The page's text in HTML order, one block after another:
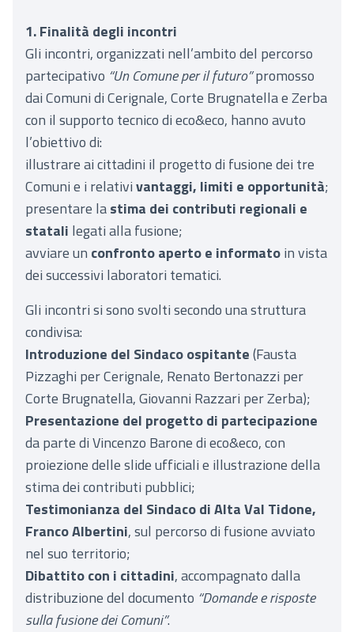
1. Finalità degli incontri
Gli incontri, organizzati nell’ambito del percorso
partecipativo “Un Comune per il futuro”promosso
dai Comuni di Cerignale, Corte Brugnatella e Zerba
con il supporto tecnico di eco&eco, hanno avuto
l’obiettivo di:
illustrare ai cittadini il progetto di fusione dei tre
Comuni e i relativivantaggi, limiti e opportunità;
presentare lastima dei contributi regionali e
statali legati alla fusione;
avviare un confronto aperto e informatoin vista
dei successivi laboratori tematici.
Gli incontri si sono svolti secondo una struttura
condivisa:
Introduzione del Sindaco ospitante(Fausta
Pizzaghi per Cerignale, Renato Bertonazzi per
Corte Brugnatella, Giovanni Razzari per Zerba);
Presentazione del progetto di partecipazione
da parte di Vincenzo Barone di eco&eco, con
proiezione delle slide ufficiali e illustrazione della
stima dei contributi pubblici;
Testimonianza del Sindaco di Alta Val Tidone,
Franco Albertini, sul percorso di fusione avviato
nel suo territorio;
Dibattito con i cittadini, accompagnato dalla
distribuzione del documento “Domande e risposte
sulla fusione dei Comuni”.